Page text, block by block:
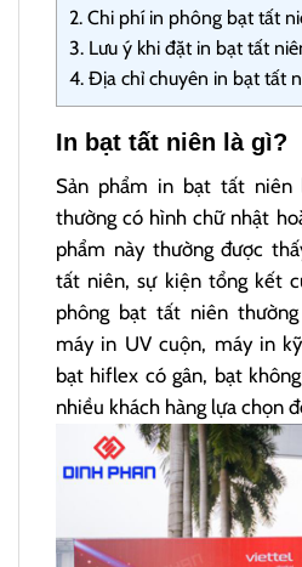
2. Chi phí in phông bạt tất
3. Lưu ý khi đặt in bạt tất
4. Địa chỉ chuyên in bạt tất
In bạt tất niên là gì?
Sản phẩm in bạt tất niên
thường có hình chữ nhật
phẩm này thường được
tất niên, sự kiện tổng kết
phông bạt tất niên
máy in UV cuộn, máy in
bạt hiflex có gân, bạt
nhiều khách hàng lựa chọn